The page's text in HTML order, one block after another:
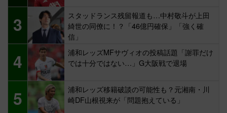
3
スタッドランス残留報道も…中村敬斗が上田
綺世の同僚に！？「46億円確保」「強く確
信」
4
浦和レッズMFサヴィオの投稿話題「謝罪だけ
では十分ではない…」G大阪戦で退場
5
浦和レッズ移籍破談の可能性も？元湘南・川
崎DF山根視来が「問題抱えている」